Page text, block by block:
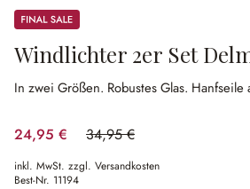
Sale
Windlichter 2er Set
In zwei Größen. Robustes Glas. Hanfseile
24,95 € 34,95 €
(28.61% gespart)
inkl. MwSt. zzgl. Versandkosten
Best-Nr. 11194